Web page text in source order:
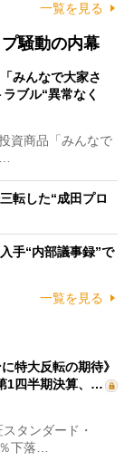
一覧を見る
騒動の内幕
みんなで大家さ
ブル“異常なく
資商品「みんなで
転した“成田プロ
手“内部議事録”で
一覧を見る
特大反転の期待》
1四半期決算、…
タンダード・
下落…